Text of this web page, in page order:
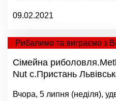
09.02.2021
Рибалимо та виграємо з
Сімейна
Nut c.Пристань
Вчора, 5 липня (неділя),